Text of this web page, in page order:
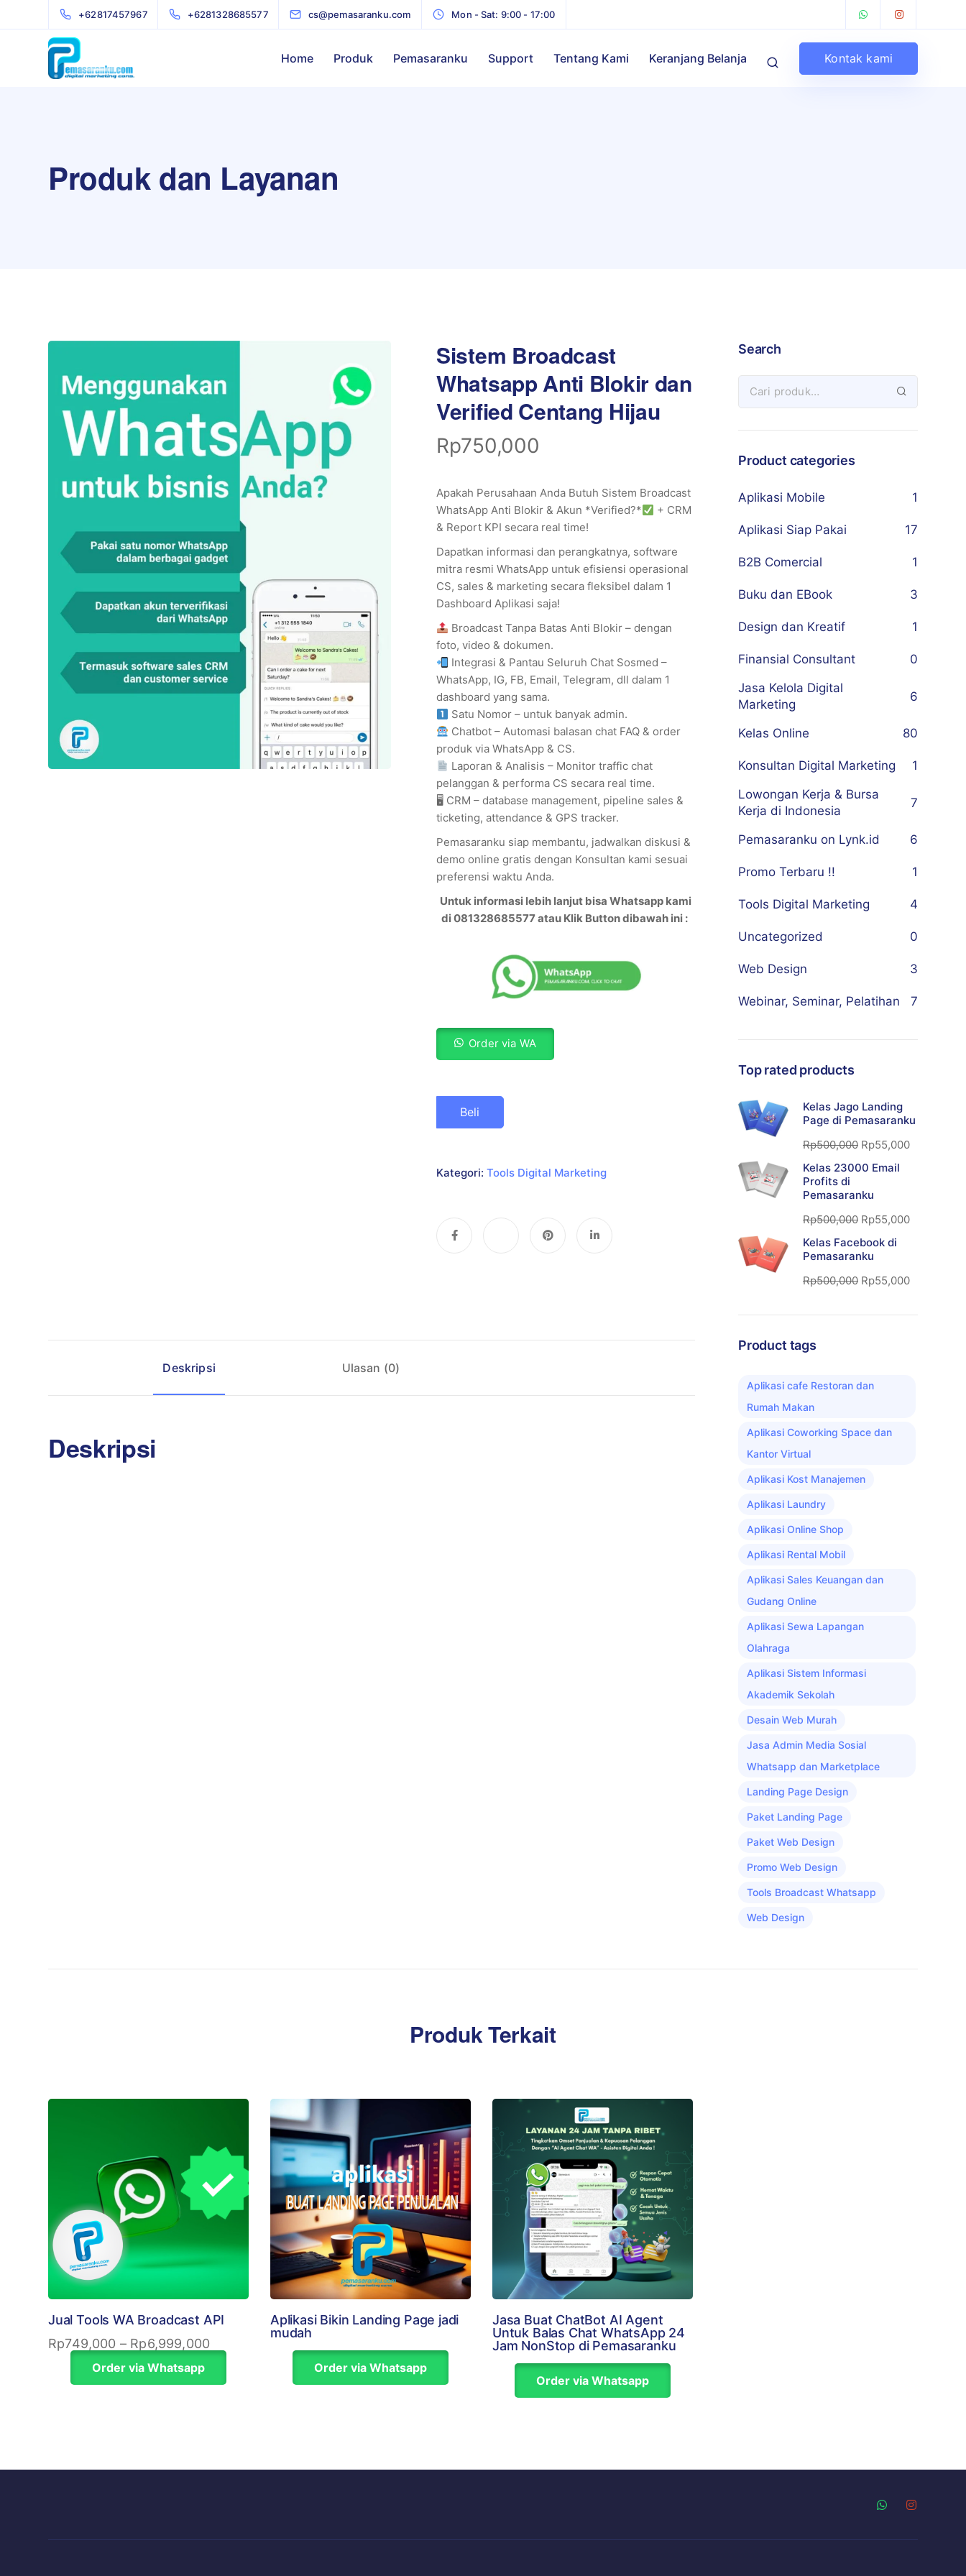
+62817457967 +6281328685577 cs@pemasaranku.com Mon - Sat: 9:00 - 17:00
Home Produk Pemasaranku Support Tentang Kami Keranjang Belanja Kontak kami
Produk dan Layanan
Sistem Broadcast
Whatsapp Anti Blokir dan
Verified Centang Hijau
Rp750,000
Apakah Perusahaan Anda Butuh Sistem Broadcast
WhatsApp Anti Blokir & Akun *Verified?*
+ CRM
& Report KPI secara real time!
Dapatkan informasi dan perangkatnya, software
mitra resmi WhatsApp untuk efisiensi operasional
CS, sales & marketing secara fleksibel dalam 1
Dashboard Aplikasi saja!
Broadcast Tanpa Batas Anti Blokir – dengan
foto, video & dokumen.
Integrasi & Pantau Seluruh Chat Sosmed –
WhatsApp, IG, FB, Email, Telegram, dll dalam 1
dashboard yang sama.
Satu Nomor – untuk banyak admin.
Chatbot – Automasi balasan chat FAQ & order
produk via WhatsApp & CS.
Laporan & Analisis – Monitor traffic chat
pelanggan & performa CS secara real time.
🖥 CRM – database management, pipeline sales &
ticketing, attendance & GPS tracker.
Pemasaranku siap membantu, jadwalkan diskusi &
demo online gratis dengan Konsultan kami sesuai
preferensi waktu Anda.
Untuk informasi lebih lanjut bisa Whatsapp kami
di 081328685577 atau Klik Button dibawah ini :
Order via WA
Beli
Kategori: Tools Digital Marketing
Deskripsi Ulasan (0)
Deskripsi
Search
Product categories
Aplikasi Mobile 1
Aplikasi Siap Pakai 17
B2B Comercial 1
Buku dan EBook 3
Design dan Kreatif 1
Finansial Consultant
0
Jasa Kelola Digital
Marketing
6
Kelas Online 80
Konsultan Digital Marketing
1
Lowongan Kerja & Bursa
Kerja di Indonesia
7
Pemasaranku on Lynk.id 6
Promo Terbaru !! 1
Tools Digital Marketing 4
Uncategorized 0
Web Design 3
Webinar, Seminar, Pelatihan 7
Top rated products
Kelas Jago Landing
Page di Pemasaranku
Rp500,000 Rp55,000
Kelas 23000 Email
Profits di
Pemasaranku
Rp500,000 Rp55,000
Kelas Facebook di
Pemasaranku
Rp500,000 Rp55,000
Product tags
Aplikasi cafe Restoran dan
Rumah Makan
Aplikasi Coworking Space dan
Kantor Virtual
Aplikasi Kost Manajemen
Aplikasi Laundry
Aplikasi Online Shop
Aplikasi Rental Mobil
Aplikasi Sales Keuangan dan
Gudang Online
Aplikasi Sewa Lapangan
Olahraga
Aplikasi Sistem Informasi
Akademik Sekolah
Desain Web Murah
Jasa Admin Media Sosial
Whatsapp dan Marketplace
Landing Page Design
Paket Landing Page
Paket Web Design
Promo Web Design
Tools Broadcast Whatsapp
Web Design
Produk Terkait
Jual Tools WA Broadcast API
Rp749,000 – Rp6,999,000
Order via Whatsapp
Aplikasi Bikin Landing Page jadi
mudah
Order via Whatsapp
Jasa Buat ChatBot AI Agent
Untuk Balas Chat WhatsApp 24
Jam NonStop di Pemasaranku
Order via Whatsapp